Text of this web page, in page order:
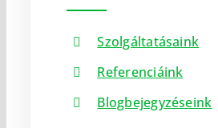
Szolgáltatásaink
Referenciáink
Blogbejegyzéseink